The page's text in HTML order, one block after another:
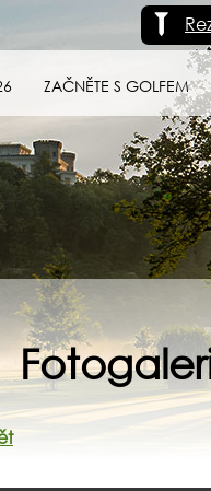
ZAČNĚTE S GOLFEM